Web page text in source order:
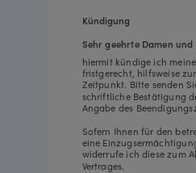
hiermit kündige ich
fristgerecht, hilfsweise
Zeitpunkt. Bitte senden
schriftliche Bestätigung
Angabe des
Sofern Ihnen für den
eine
widerrufe ich diese zum
Vertrages.
Sehr geehrte Damen und
Kündigung